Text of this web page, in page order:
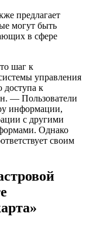
предлагает
могут быть
в сфере
шаг к
управления
к
— Пользователи
информации,
с другими
Однако
своим